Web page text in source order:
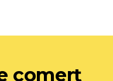
comerț